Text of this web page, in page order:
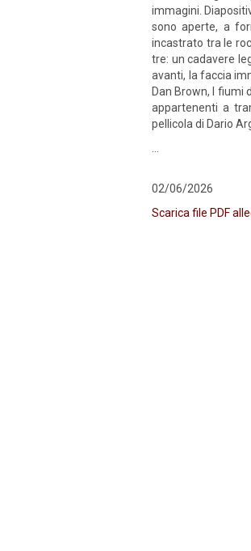
immagini.
sono aperte, a
incastrato tra le
tre: un cadavere
avanti, la faccia
Dan Brown, I fiumi
appartenenti a
pellicola di Dario
02/06/2026
Scarica file PDF